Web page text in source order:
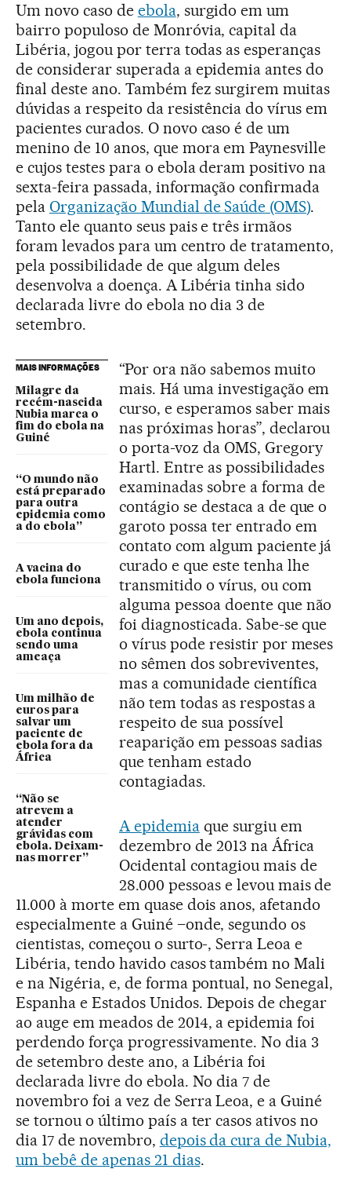
Um novo caso de ebola, surgido em um
bairro populoso de Monróvia, capital da
Libéria, jogou por terra todas as esperanças
de considerar superada a epidemia antes do
final deste ano. Também fez surgirem muitas
dúvidas a respeito da resistência do vírus em
pacientes curados. O novo caso é de um
menino de 10 anos, que mora em Paynesville
e cujos testes para o ebola deram positivo na
sexta-feira passada, informação confirmada
pela Organização Mundial de Saúde (OMS).
Tanto ele quanto seus pais e três irmãos
foram levados para um centro de tratamento,
pela possibilidade de que algum deles
desenvolva a doença. A Libéria tinha sido
declarada livre do ebola no dia 3 de
setembro.
MAIS INFORMAÇÕES
Milagre da
recém-nascida
Nubia marca o
fim do ebola na
Guiné
“O mundo não
está preparado
para outra
epidemia como
a do ebola”
A vacina do
ebola funciona
Um ano depois,
ebola continua
sendo uma
ameaça
Um milhão de
euros para
salvar um
paciente de
ebola fora da
África
“Não se
atrevem a
atender
grávidas com
ebola. Deixam-
nas morrer”
“Por ora não sabemos muito
mais. Há uma investigação em
curso, e esperamos saber mais
nas próximas horas”, declarou
o porta-voz da OMS, Gregory
Hartl. Entre as possibilidades
examinadas sobre a forma de
contágio se destaca a de que o
garoto possa ter entrado em
contato com algum paciente já
curado e que este tenha lhe
transmitido o vírus, ou com
alguma pessoa doente que não
foi diagnosticada. Sabe-se que
o vírus pode resistir por meses
no sêmen dos sobreviventes,
mas a comunidade científica
não tem todas as respostas a
respeito de sua possível
reaparição em pessoas sadias
que tenham estado
contagiadas.
A epidemiaque surgiu em
dezembro de 2013 na África
Ocidental contagiou mais de
28.000 pessoas e levou mais de
11.000 à morte em quase dois anos, afetando
especialmente a Guiné –onde, segundo os
cientistas, começou o surto-, Serra Leoa e
Libéria, tendo havido casos também no Mali
e na Nigéria, e, de forma pontual, no Senegal,
Espanha e Estados Unidos. Depois de chegar
ao auge em meados de 2014, a epidemia foi
perdendo força progressivamente. No dia 3
de setembro deste ano, a Libéria foi
declarada livre do ebola. No dia 7 de
novembro foi a vez de Serra Leoa, e a Guiné
se tornou o último país a ter casos ativos no
dia 17 de novembro, depois da cura de Nubia,
um bebê de apenas 21 dias.